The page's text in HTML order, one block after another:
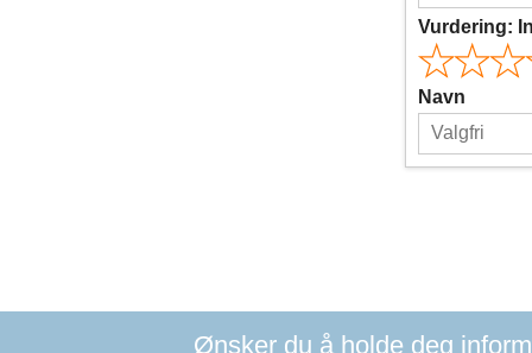
Vurdering:
Navn
Ønsker du å holde deg